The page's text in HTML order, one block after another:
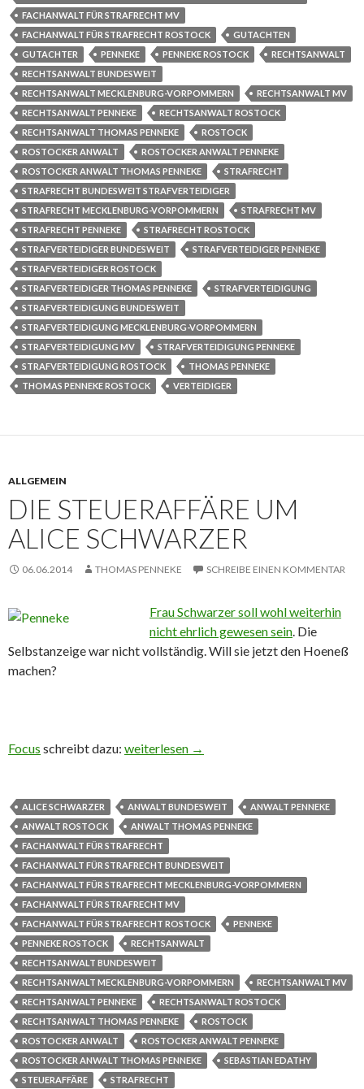
FACHANWALT FÜR STRAFRECHT MV
FACHANWALT FÜR STRAFRECHT ROSTOCK
GUTACHTEN
GUTACHTER
PENNEKE PENNEKE ROSTOCK
RECHTSANWALT
RECHTSANWALT BUNDESWEIT
RECHTSANWALT MECKLENBURG-VORPOMMERN
RECHTSANWALT MV
RECHTSANWALT PENNEKE
RECHTSANWALT ROSTOCK
RECHTSANWALT THOMAS PENNEKE
ROSTOCK
ROSTOCKER ANWALT
ROSTOCKER ANWALT PENNEKE
ROSTOCKER ANWALT THOMAS PENNEKE
STRAFRECHT
STRAFRECHT BUNDESWEIT STRAFVERTEIDIGER
STRAFRECHT MECKLENBURG-VORPOMMERN
STRAFRECHT MV
STRAFRECHT PENNEKE
STRAFRECHT ROSTOCK
STRAFVERTEIDIGER BUNDESWEIT
STRAFVERTEIDIGER PENNEKE
STRAFVERTEIDIGER ROSTOCK
STRAFVERTEIDIGER THOMAS PENNEKE
STRAFVERTEIDIGUNG
STRAFVERTEIDIGUNG BUNDESWEIT
STRAFVERTEIDIGUNG MECKLENBURG-VORPOMMERN
STRAFVERTEIDIGUNG MV
STRAFVERTEIDIGUNG PENNEKE
STRAFVERTEIDIGUNG ROSTOCK
THOMAS PENNEKE
THOMAS PENNEKE ROSTOCK
VERTEIDIGER
ALLGEMEIN
DIE STEUERAFFÄRE UM
ALICE SCHWARZER
06.06.2014 THOMAS PENNEKE SCHREIBE EINEN KOMMENTAR
Frau Schwarzer soll wohl weiterhin
nicht ehrlich gewesen sein. Die
Selbstanzeige war nicht vollständig. Will sie jetzt den Hoeneß
machen?
Focus schreibt dazu: Die Steueraffäre um Alice Schwarzer
weiterlesen →
ALICE SCHWARZER ANWALT BUNDESWEIT
ANWALT PENNEKE
ANWALT ROSTOCK
ANWALT THOMAS PENNEKE
FACHANWALT FÜR STRAFRECHT
FACHANWALT FÜR STRAFRECHT BUNDESWEIT
FACHANWALT FÜR STRAFRECHT MECKLENBURG-VORPOMMERN
FACHANWALT FÜR STRAFRECHT MV
FACHANWALT FÜR STRAFRECHT ROSTOCK
PENNEKE
PENNEKE ROSTOCK
RECHTSANWALT
RECHTSANWALT BUNDESWEIT
RECHTSANWALT MECKLENBURG-VORPOMMERN
RECHTSANWALT MV
RECHTSANWALT PENNEKE
RECHTSANWALT ROSTOCK
RECHTSANWALT THOMAS PENNEKE
ROSTOCK
ROSTOCKER ANWALT
ROSTOCKER ANWALT PENNEKE
ROSTOCKER ANWALT THOMAS PENNEKE
SEBASTIAN EDATHY
STEUERAFFÄRE
STRAFRECHT